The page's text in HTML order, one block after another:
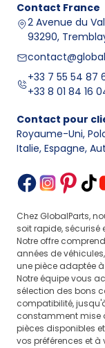
Contact France
2 Avenue du
93290,
+33 7 55 54 87
+33 8 01 84 16
Contact pour
Royaume-Uni,
Italie, Espagne,
Chez GlobalParts,
soit rapide, sécurisé
Notre offre
années de
une pièce adaptée
Notre équipe vous
sélection des bons
compatibilité,
constamment mise
pièces disponibles
vos préférences et à